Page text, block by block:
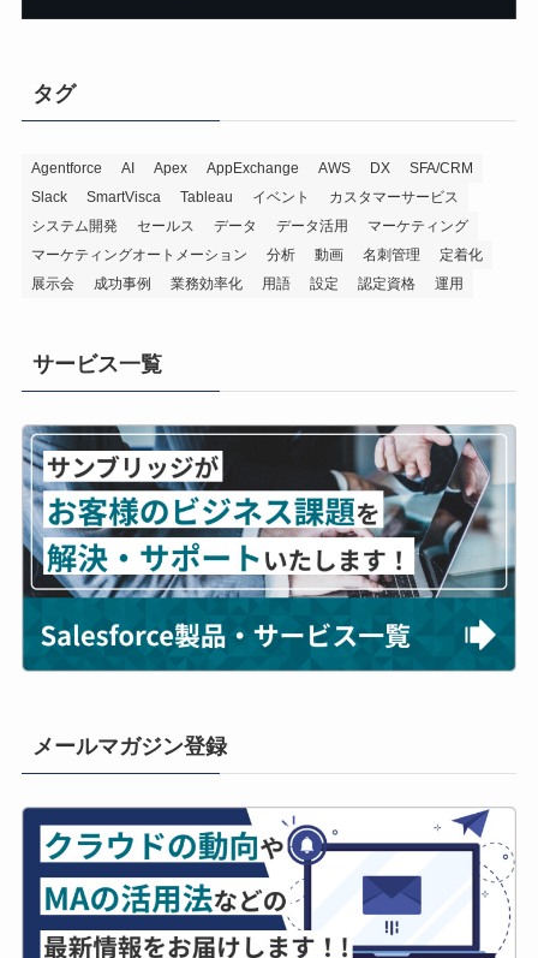
タグ
Agentforce AI Apex AppExchange AWS DX
SFA/CRM
Slack
SmartVisca Tableau イベント
カスタマーサービス
システム開発
セールス データ データ活用
マーケティング
マーケティングオートメーション
分析 動画 名刺管理
定着化
展示会
成功事例 業務効率化 用語 設定 認定資格 運用
サービス一覧
メールマガジン登録